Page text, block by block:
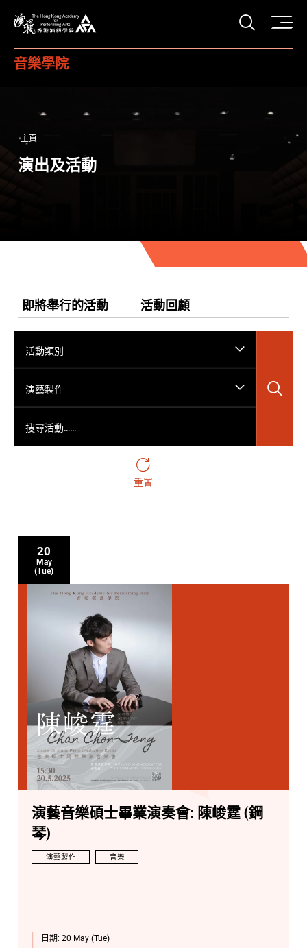
打開
音樂學院
主頁
演出及活動
即將舉行的活動 活動回顧
活動類別
演藝製作
重置
20
May
(Tue)
演藝音樂碩士畢業演奏會: 陳峻霆 (鋼
琴)
演藝製作 音樂
日期: 20 May (Tue)